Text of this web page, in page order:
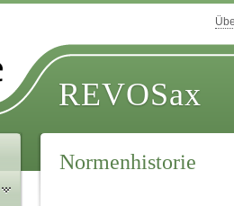
REVOSax
Normenhistorie